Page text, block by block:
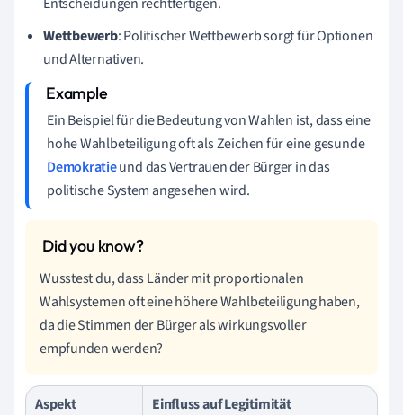
Wettbewerb: Politischer Wettbewerb sorgt für Optionen
und Alternativen.
Ein Beispiel für die Bedeutung von Wahlen ist, dass eine
hohe Wahlbeteiligung oft als Zeichen für eine gesunde
Demokratieund das Vertrauen der Bürger in das
politische System angesehen wird.
Wusstest du, dass Länder mit proportionalen
Wahlsystemen oft eine höhere Wahlbeteiligung haben,
da die Stimmen der Bürger als wirkungsvoller
empfunden werden?
Aspekt
Einfluss auf Legitimität